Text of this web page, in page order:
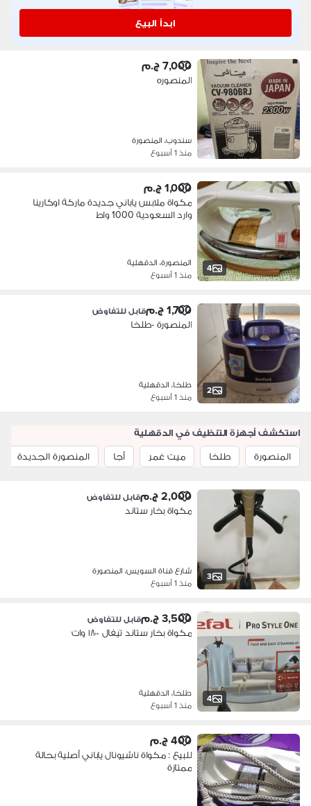
ابدأ البيع
7,000 ج.م
المنصوره
سندوب، المنصورة
منذ 1 أسبوع
4
1,000 ج.م
مكواة ملابس ياباني جديدة ماركة اوكارينا
وارد السعودية 1000 واط
المنصورة، الدقهلية
منذ 1 أسبوع
2
1,700 ج.م قابل للتفاوض
المنصورة -طلخا
طلخا، الدقهلية
منذ 1 أسبوع
استكشف أجهزة التنظيف في الدقهلية
المنصورة
طلخا ميت غمر أجا المنصورة الجديدة
3
2,000 ج.م قابل للتفاوض
مكواة بخار ستاند
شارع قناة السويس، المنصورة
منذ 1 أسبوع
4
3,500 ج.م قابل للتفاوض
مكواة بخار ستاند تيفال ١٨٠٠ وات
طلخا، الدقهلية
منذ 1 أسبوع
400 ج.م
للبيع : مكواة ناشيونال ياباني أصلية بحالة
ممتازة